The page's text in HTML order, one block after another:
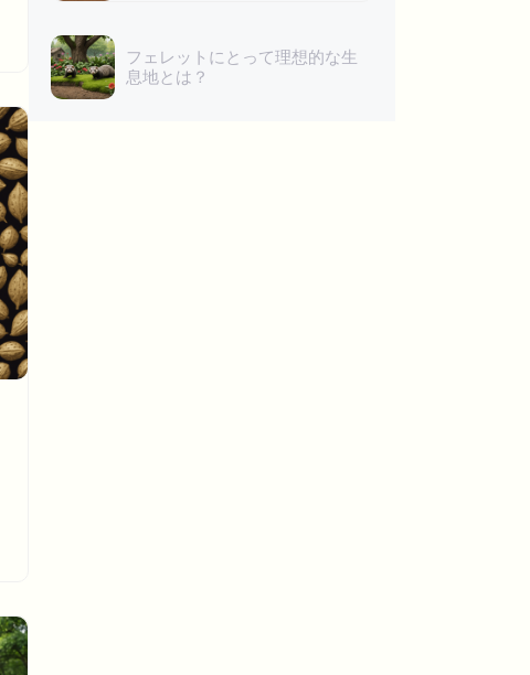
フェレットにとって理想的な生
息地とは？